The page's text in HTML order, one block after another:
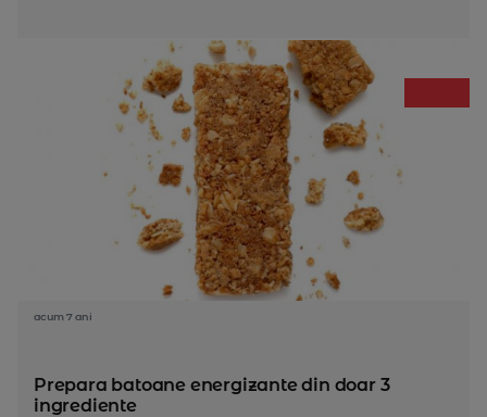
acum 7 ani
Prepara batoane energizante din doar 3
ingrediente